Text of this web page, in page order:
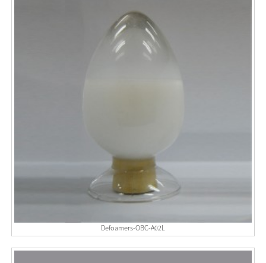
Defoamers-OBC-A02L